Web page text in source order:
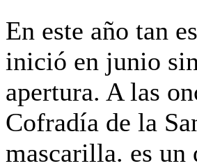
En este año tan
inició en junio
apertura. A las
Cofradía de la
mascarilla. es un